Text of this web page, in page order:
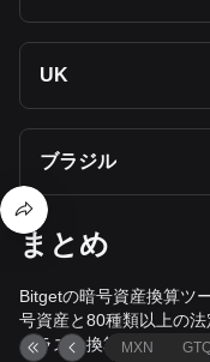
UK
ブラジル
まとめ
Bitgetの暗号資産換算ツ
号資産と80種類以上の
クラスの換算ツールです
MXN